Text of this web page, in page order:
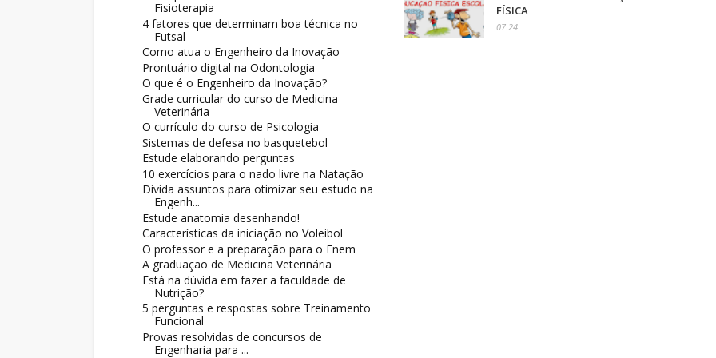
Fisioterapia
4 fatores que determinam boa técnica no
Futsal
Como atua o Engenheiro da Inovação
Prontuário digital na Odontologia
O que é o Engenheiro da Inovação?
Grade curricular do curso de Medicina
Veterinária
O currículo do curso de Psicologia
Sistemas de defesa no basquetebol
Estude elaborando perguntas
10 exercícios para o nado livre na Natação
Divida assuntos para otimizar seu estudo na
Engenh...
Estude anatomia desenhando!
Características da iniciação no Voleibol
O professor e a preparação para o Enem
A graduação de Medicina Veterinária
Está na dúvida em fazer a faculdade de
Nutrição?
5 perguntas e respostas sobre Treinamento
Funcional
Provas resolvidas de concursos de
Engenharia para ...
FÍSICA
07:24